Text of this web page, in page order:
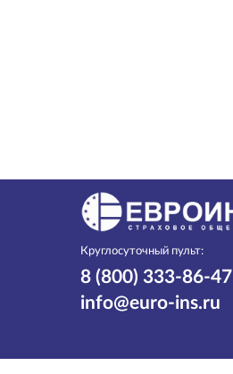
Круглосуточный пульт:
8 (800) 333-86-47
info@euro-ins.ru